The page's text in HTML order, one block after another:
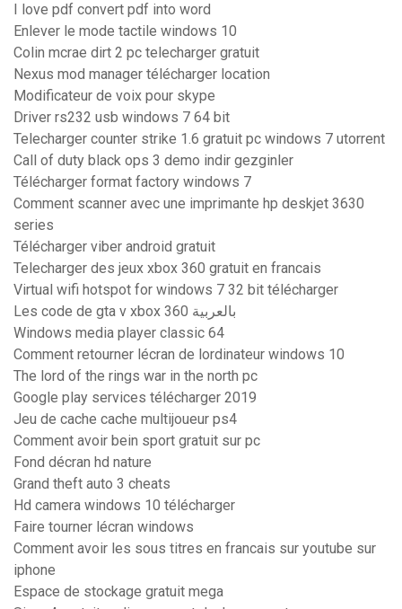
I love pdf convert pdf into word
Enlever le mode tactile windows 10
Colin mcrae dirt 2 pc telecharger gratuit
Nexus mod manager télécharger location
Modificateur de voix pour skype
Driver rs232 usb windows 7 64 bit
Telecharger counter strike 1.6 gratuit pc windows 7 utorrent
Call of duty black ops 3 demo indir gezginler
Télécharger format factory windows 7
Comment scanner avec une imprimante hp deskjet 3630
series
Télécharger viber android gratuit
Telecharger des jeux xbox 360 gratuit en francais
Virtual wifi hotspot for windows 7 32 bit télécharger
Les code de gta v xbox 360 بالعربية
Windows media player classic 64
Comment retourner lécran de lordinateur windows 10
The lord of the rings war in the north pc
Google play services télécharger 2019
Jeu de cache cache multijoueur ps4
Comment avoir bein sport gratuit sur pc
Fond décran hd nature
Grand theft auto 3 cheats
Hd camera windows 10 télécharger
Faire tourner lécran windows
Comment avoir les sous titres en francais sur youtube sur
iphone
Espace de stockage gratuit mega